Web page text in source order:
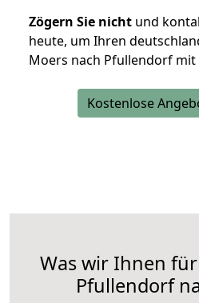
Zögern Sie nicht und
heute, um Ihren
Moers nach Pfullendorf mit
Kostenlose
Was wir Ihnen
Pfullendorf